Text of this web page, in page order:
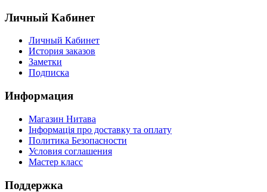
Личный Кабинет
Личный Кабинет
История заказов
Заметки
Подписка
Информация
Магазин Нитава
Інформація про доставку та оплату
Политика Безопасности
Условия соглашения
Мастер класс
Поддержка